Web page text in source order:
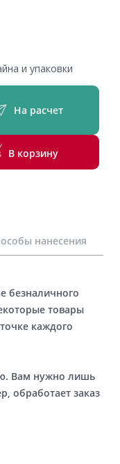
и упаковки
На расчет
В корзину
нанесения
безналичного
товары
каждого
Вам нужно лишь
обработает заказ